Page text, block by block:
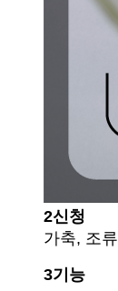
2신청
가축, 조류
3기능